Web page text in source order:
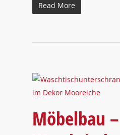
Read More
Möbelbau –